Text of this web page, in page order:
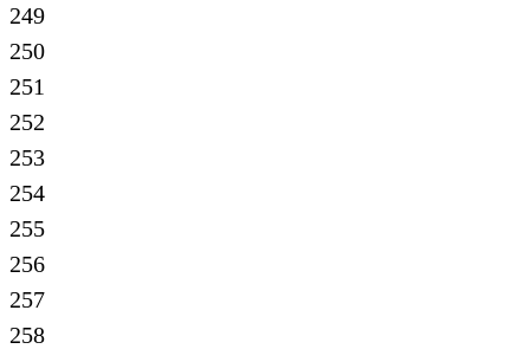
249
250
251
252
253
254
255
256
257
258